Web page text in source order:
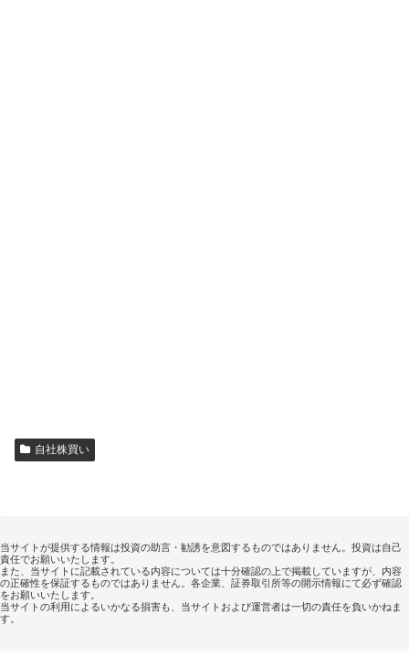
自社株買い
当サイトが提供する情報は投資の助言・勧誘を意図するものではありません。投資は自己
責任でお願いいたします。
また、当サイトに記載されている内容については十分確認の上で掲載していますが、内容
の正確性を保証するものではありません。各企業、証券取引所等の開示情報にて必ず確認
をお願いいたします。
当サイトの利用によるいかなる損害も、当サイトおよび運営者は一切の責任を負いかねま
す。